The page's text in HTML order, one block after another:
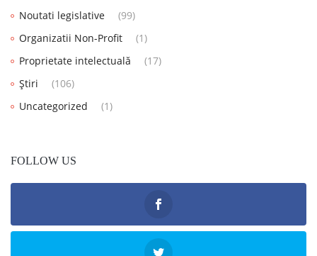
Noutati legislative
(99)
Organizatii Non-Profit
(1)
Proprietate intelectuală
(17)
Știri
(106)
Uncategorized
(1)
FOLLOW US